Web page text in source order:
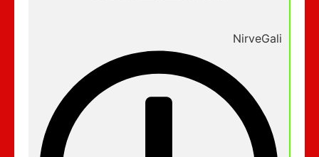
NirveGali